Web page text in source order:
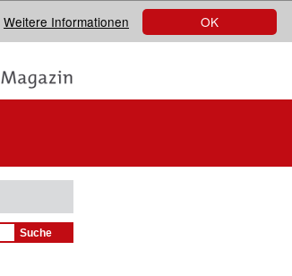
OK
Weitere Informationen